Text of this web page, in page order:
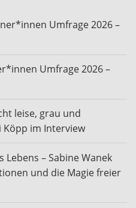
Umfrage 2026 –
Umfrage 2026 –
leise, grau und
Köpp im Interview
– Sabine Wanek
und die Magie freier